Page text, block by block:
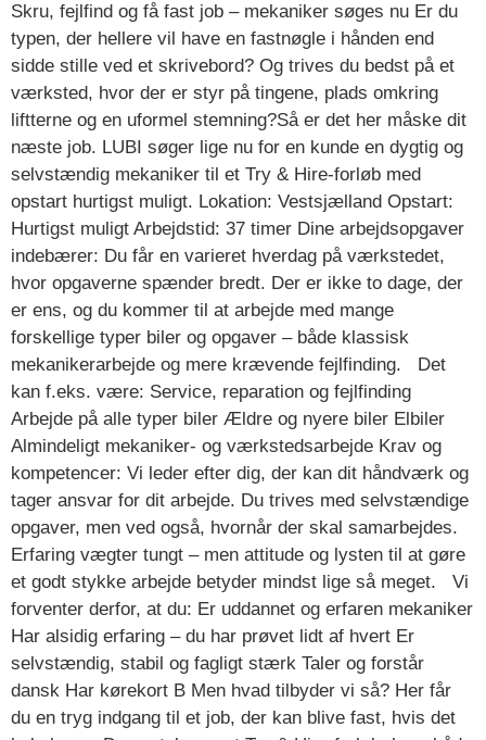
Skru, fejlfind og få fast job – mekaniker søges nu Er du
typen, der hellere vil have en fastnøgle i hånden end
sidde stille ved et skrivebord? Og trives du bedst på et
værksted, hvor der er styr på tingene, plads omkring
liftterne og en uformel stemning?Så er det her måske dit
næste job. LUBI søger lige nu for en kunde en dygtig og
selvstændig mekaniker til et Try & Hire-forløb med
opstart hurtigst muligt. Lokation: Vestsjælland Opstart:
Hurtigst muligt Arbejdstid: 37 timer Dine arbejdsopgaver
indebærer: Du får en varieret hverdag på værkstedet,
hvor opgaverne spænder bredt. Der er ikke to dage, der
er ens, og du kommer til at arbejde med mange
forskellige typer biler og opgaver – både klassisk
mekanikerarbejde og mere krævende fejlfinding. Det
kan f.eks. være: Service, reparation og fejlfinding
Arbejde på alle typer biler Ældre og nyere biler Elbiler
Almindeligt mekaniker- og værkstedsarbejde Krav og
kompetencer: Vi leder efter dig, der kan dit håndværk og
tager ansvar for dit arbejde. Du trives med selvstændige
opgaver, men ved også, hvornår der skal samarbejdes.
Erfaring vægter tungt – men attitude og lysten til at gøre
et godt stykke arbejde betyder mindst lige så meget. Vi
forventer derfor, at du: Er uddannet og erfaren mekaniker
Har alsidig erfaring – du har prøvet lidt af hvert Er
selvstændig, stabil og fagligt stærk Taler og forstår
dansk Har kørekort B Men hvad tilbyder vi så? Her får
du en tryg indgang til et job, der kan blive fast, hvis det